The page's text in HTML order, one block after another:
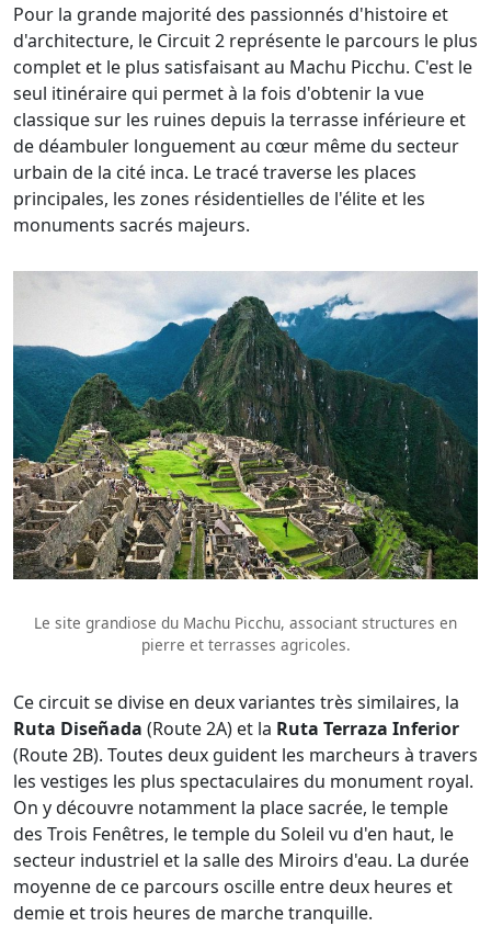
Pour la grande majorité des passionnés d'histoire et
d'architecture, le Circuit 2 représente le parcours le plus
complet et le plus satisfaisant au Machu Picchu. C'est le
seul itinéraire qui permet à la fois d'obtenir la vue
classique sur les ruines depuis la terrasse inférieure et
de déambuler longuement au cœur même du secteur
urbain de la cité inca. Le tracé traverse les places
principales, les zones résidentielles de l'élite et les
monuments sacrés majeurs.
Le site grandiose du Machu Picchu, associant structures en
pierre et terrasses agricoles.
Ce circuit se divise en deux variantes très similaires, la
Ruta Diseñada (Route 2A) et la Ruta Terraza Inferior
(Route 2B). Toutes deux guident les marcheurs à travers
les vestiges les plus spectaculaires du monument royal.
On y découvre notamment la place sacrée, le temple
des Trois Fenêtres, le temple du Soleil vu d'en haut, le
secteur industriel et la salle des Miroirs d'eau. La durée
moyenne de ce parcours oscille entre deux heures et
demie et trois heures de marche tranquille.